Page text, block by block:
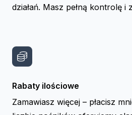
działań. Masz pełną kontrolę i
Rabaty ilościowe
Zamawiasz więcej – płacisz